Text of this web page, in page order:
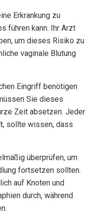
Erkrankung zu
führen kann. Ihr Arzt
um dieses Risiko zu
vaginale Blutung
Eingriff benötigen
Sie dieses
Zeit absetzen. Jeder
sollte wissen, dass
überprüfen, um
fortsetzen sollten.
auf Knoten und
durch, während